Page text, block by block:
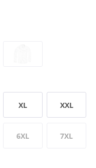
XL XXL
6XL 7XL